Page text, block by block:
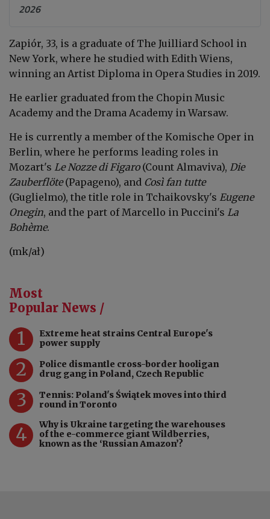
2026
Zapiór, 33, is a graduate of The Juilliard School in
New York, where he studied with Edith Wiens,
winning an Artist Diploma in Opera Studies in 2019.
He earlier graduated from the Chopin Music
Academy and the Drama Academy in Warsaw.
He is currently a member of the Komische Oper in
Berlin, where he performs leading roles in
Mozart's Le Nozze di Figaro(Count Almaviva), Die
Zauberflöte(Papageno), and Così fan tutte
(Guglielmo), the title role in Tchaikovsky's Eugene
Onegin, and the part of Marcello in Puccini's La
Bohème.
(mk/ał)
Most
Popular News /
1
Extreme heat strains Central Europe's
power supply
2
Police dismantle cross-border hooligan
drug gang in Poland, Czech Republic
3
Tennis: Poland's Świątek moves into third
round in Toronto
4
Why is Ukraine targeting the warehouses
of the e-commerce giant Wildberries,
known as the ‘Russian Amazon’?